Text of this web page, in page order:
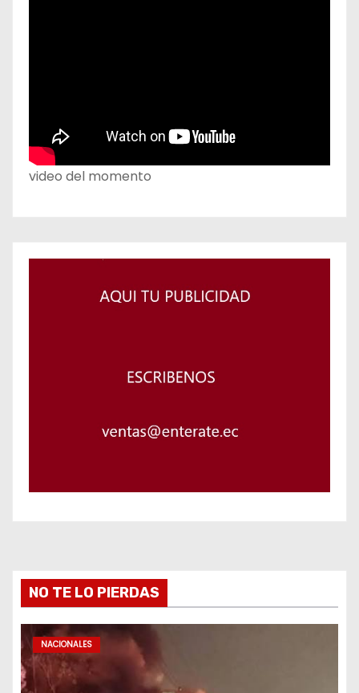
video del momento
NO TE LO PIERDAS
NACIONALES